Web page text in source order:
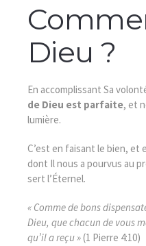
Dieu ?
En accomplissant Sa
de Dieu est parfaite, et
lumière.
C’est en faisant le bien,
dont Il nous a pourvus au
sert l’Éternel.
« Comme de bons
Dieu, que chacun de vous
qu’il a reçu »(1 Pierre 4:10)